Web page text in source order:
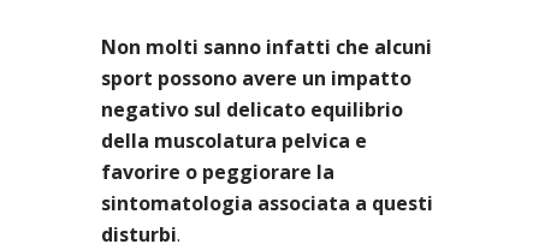
Non molti sanno infatti che alcuni
sport possono avere un impatto
negativo sul delicato equilibrio
della muscolatura pelvica e
favorire o peggiorare la
sintomatologia associata a questi
disturbi.